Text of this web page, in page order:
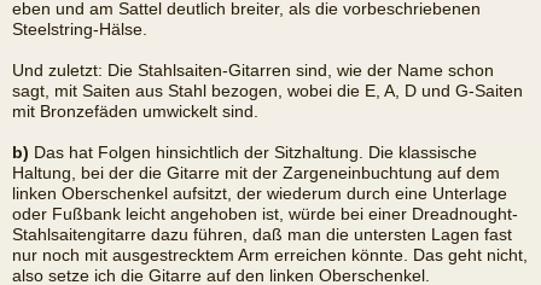
eben und am Sattel deutlich breiter, als die vorbeschriebenen
Steelstring-Hälse.
Und zuletzt: Die Stahlsaiten-Gitarren sind, wie der Name schon
sagt, mit Saiten aus Stahl bezogen, wobei die E, A, D und G-Saiten
mit Bronzefäden umwickelt sind.
b) Das hat Folgen hinsichtlich der Sitzhaltung. Die klassische
Haltung, bei der die Gitarre mit der Zargeneinbuchtung auf dem
linken Oberschenkel aufsitzt, der wiederum durch eine Unterlage
oder Fußbank leicht angehoben ist, würde bei einer Dreadnought-
Stahlsaitengitarre dazu führen, daß man die untersten Lagen fast
nur noch mit ausgestrecktem Arm erreichen könnte. Das geht nicht,
also setze ich die Gitarre auf den linken Oberschenkel.